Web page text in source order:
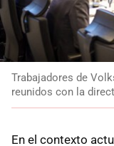
Trabajadores de
reunidos con la
En el contexto